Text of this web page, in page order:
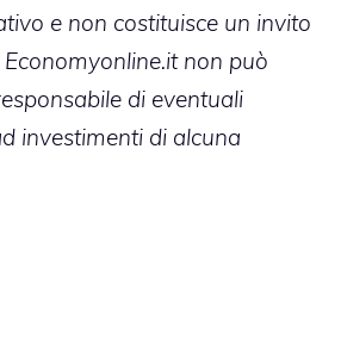
e non costituisce un invito
Economyonline.it non può
di eventuali
investimenti di alcuna